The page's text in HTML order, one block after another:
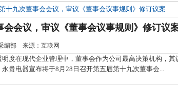
十九次董事会会议，审议《董事会议事规则》修订议案
会议，审议《董事会议事规则》修订议
编部 来源：互联网
在现代企业管理中，董事会作为公司最高决策机构，其
贵电器宣布将于8月28日召开第五届第十九次董事会...